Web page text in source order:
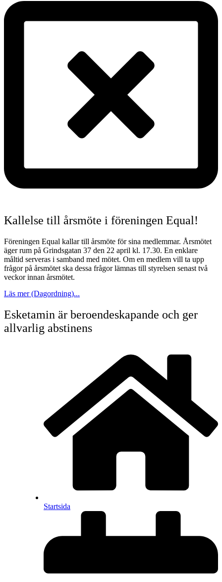
Kallelse till årsmöte i föreningen Equal!
Föreningen Equal kallar till årsmöte för sina medlemmar. Årsmötet
äger rum på Grindsgatan 37 den 22 april kl. 17.30. En enklare
måltid serveras i samband med mötet. Om en medlem vill ta upp
frågor på årsmötet ska dessa frågor lämnas till styrelsen senast två
veckor innan årsmötet.
Läs mer (Dagordning)...
Esketamin är beroendeskapande och ger
allvarlig abstinens
Startsida